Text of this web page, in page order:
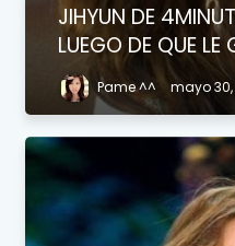
JIHYUN DE
LUEGO DE QUE LE
Pame ^^ mayo 30,